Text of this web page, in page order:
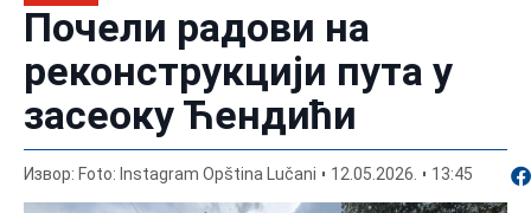
Почели радови на
реконструкцији пута у
засеоку Ћендићи
Извор: Foto: Instagram Opština Lučani 12.05.2026. 13:45